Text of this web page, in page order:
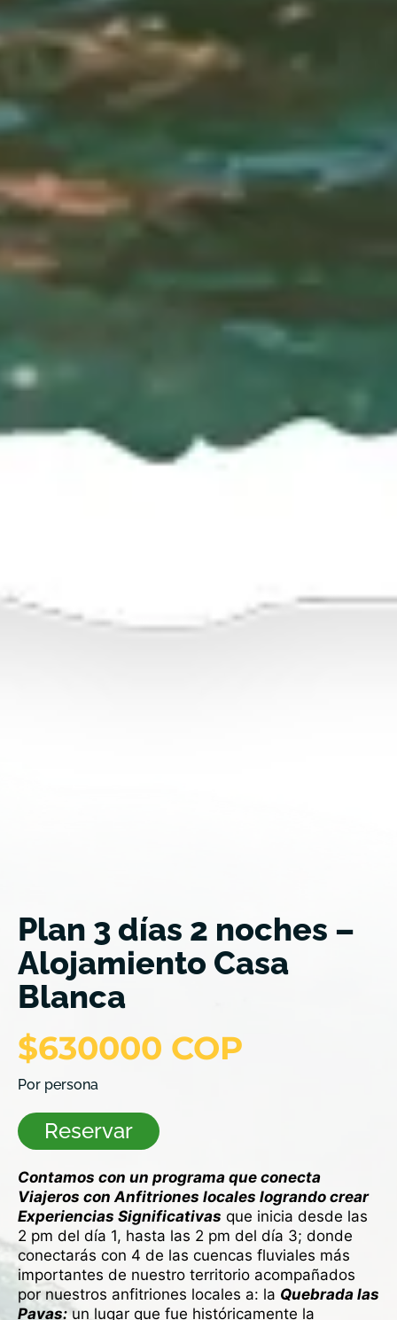
Plan 3 días 2 noches –
Alojamiento Casa
Blanca
$630000 COP
Por persona
Reservar
Contamos con un programa que conecta
Viajeros con Anfitriones locales logrando crear
Experiencias Significativas que inicia desde las
2 pm del día 1, hasta las 2 pm del día 3; donde
conectarás con 4 de las cuencas fluviales más
importantes de nuestro territorio acompañados
por nuestros anfitriones locales a: la Quebrada las
Pavas:un lugar que fue históricamente la